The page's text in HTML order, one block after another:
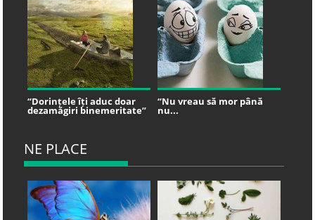
“Dorințele îți aduc doar
dezamăgiri binemeritate”
“Nu vreau să mor până
nu...
NE PLACE